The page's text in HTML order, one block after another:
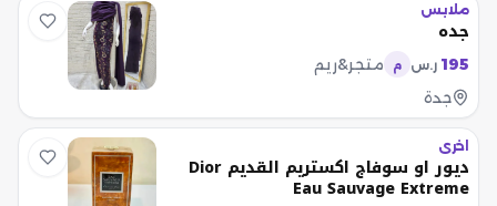
ملابس
جده
195 ر.س م
متجر&ريم
جدة
اخرى
ديور او سوفاج اكستريم القديم Dior
Eau Sauvage Extreme